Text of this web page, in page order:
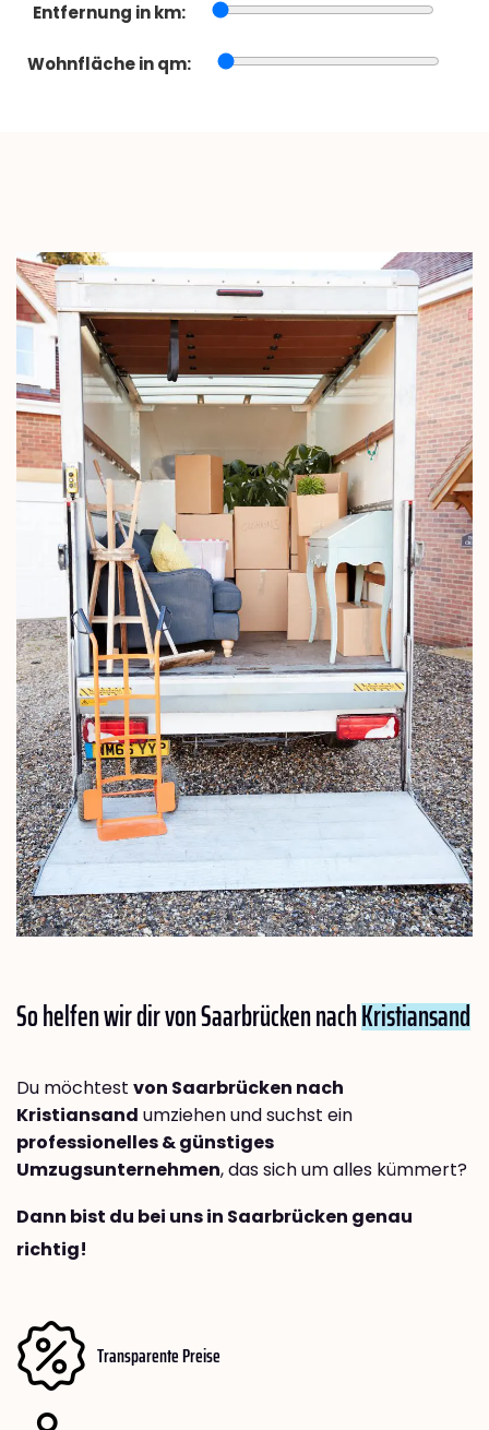
Entfernung in km:
Wohnfläche in qm:
So helfen wir dir von Saarbrücken nachKristiansand
Du möchtest von Saarbrücken nach
Kristiansand umziehen und suchst ein
professionelles & günstiges
Umzugsunternehmen, das sich um alles kümmert?
Dann bist du bei uns in Saarbrücken genau
richtig!
Transparente Preise